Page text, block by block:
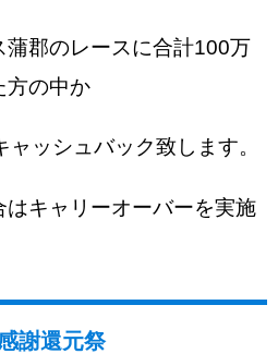
郡のレースに合計100万
方の中か
ッシュバック致します。
キャリーオーバーを実施
謝還元祭